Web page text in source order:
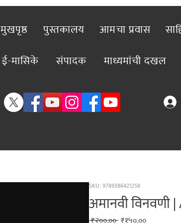
मुखपृष्ठ पुस्तकालय आमचा प्रवास
ई-मासिके
संपादक माध्यमांची दखल
SKU: 9789386421258
अमानवी
RegularSale